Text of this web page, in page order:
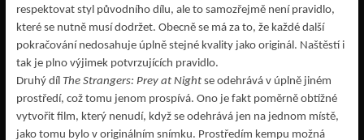
respektovat styl původního dílu, ale to samozřejmě není pravidlo,
které se nutně musí dodržet. Obecně se má za to, že každé další
pokračování nedosahuje úplně stejné kvality jako originál. Naštěstí i
tak je plno výjimek potvrzujících pravidlo.
Druhý díl The Strangers: Prey at Nightse odehrává v úplně jiném
prostředí, což tomu jenom prospívá. Ono je fakt poměrně obtížné
vytvořit film, který nenudí, když se odehrává jen na jednom místě,
jako tomu bylo v originálním snímku. Prostředím kempu možná